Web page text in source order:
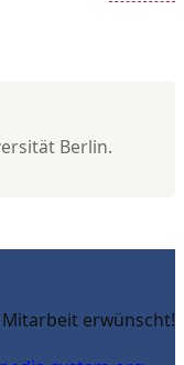
Berlin.
erwünscht!